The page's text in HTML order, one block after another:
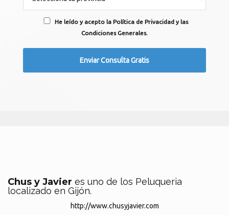
He leído y acepto la Política de Privacidad y las
Condiciones Generales.
Chus y Javier es uno de los Peluqueria
localizado en Gijón.
http://www.chusyjavier.com